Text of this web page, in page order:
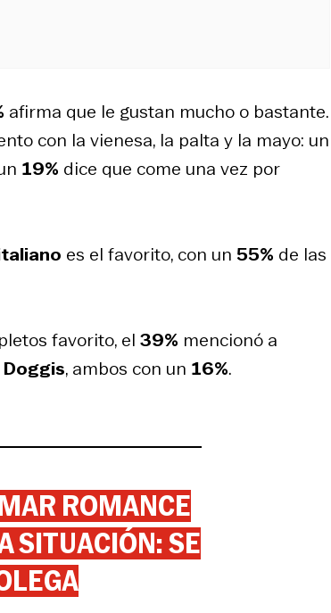
afirma que le gustan mucho o bastante.
con la vienesa, la palta y la mayo: un
19% dice que come una vez por
es el favorito, con un 55% de las
favorito, el 39% mencionó a
Doggis, ambos con un 16%.
ROMANCE
SITUACIÓN: SE